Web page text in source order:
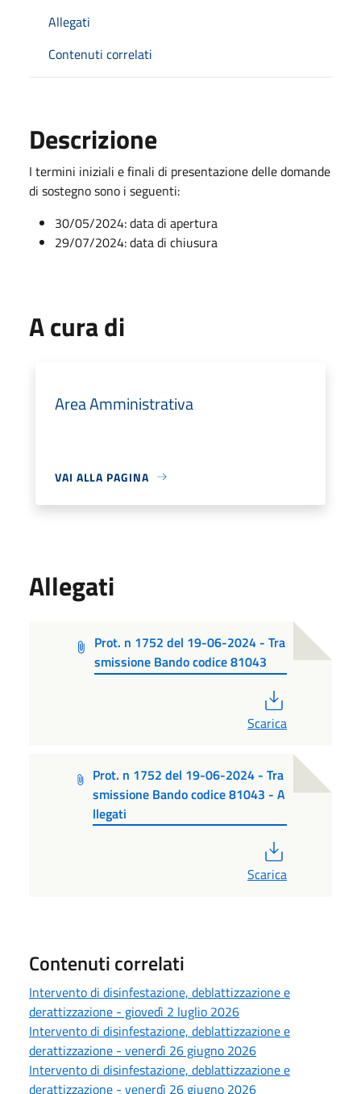
Allegati
Contenuti correlati
Descrizione
I termini iniziali e finali di presentazione delle domande
di sostegno sono i seguenti:
30/05/2024: data di apertura
29/07/2024: data di chiusura
A cura di
Area Amministrativa
VAI ALLA PAGINA
Allegati
Prot. n 1752 del 19-06-2024 - Tra
smissione Bando codice 81043
Scarica
Prot. n 1752 del 19-06-2024 - Tra
smissione Bando codice 81043 - A
llegati
Scarica
Contenuti correlati
Intervento di disinfestazione, deblattizzazione e
derattizzazione - giovedì 2 luglio 2026
Intervento di disinfestazione, deblattizzazione e
derattizzazione - venerdì 26 giugno 2026
Intervento di disinfestazione, deblattizzazione e
derattizzazione - venerdì 26 giugno 2026